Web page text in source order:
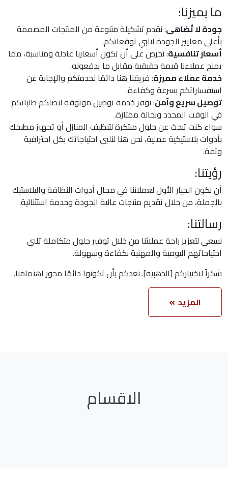
ما يميزنا:
جودة لا تُضاهى: نقدم تشكيلة متنوعة من المنتجات المصممة
بأعلى معايير الجودة لتلبي توقعاتكم.
أسعار تنافسية: نحرص على أن تكون أسعارنا عادلة ومناسبة، مما
يمنح عملاءنا قيمة حقيقية مقابل ما يدفعونه.
خدمة عملاء مميزة: فريقنا هنا دائمًا لخدمتكم والإجابة عن
استفساراتكم بسرعة وكفاءة.
توصيل سريع وآمن: نوفر خدمة توصيل موثوقة لتصلكم طلباتكم
في الوقت المحدد وبحالة ممتازة.
سواء كنت تبحث عن حلول مبتكرة لتنظيف المنازل أو تجهيز مطبخك
بأدوات بلاستيكية عملية، نحن هنا لنلبي احتياجاتك بكل احترافية
وثقة.
رؤيتنا:
أن نكون الخيار الأول لعملائنا في مجال أدوات النظافة والبلاستيك
بالجملة، من خلال تقديم منتجات عالية الجودة وخدمة استثنائية.
رسالتنا:
نسعى لتعزيز راحة عملائنا من خلال توفير حلول متكاملة تلبي
احتياجاتهم اليومية والمهنية بكفاءة وسهولة.
شكراً لاختياركم [الذهبيه]. نعدكم بأن تكونوا دائمًا محور اهتمامنا.
المزيد
الاقسام